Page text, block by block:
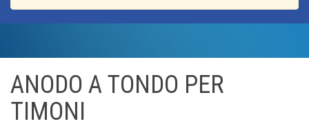
ANODO A TONDO PER
TIMONI